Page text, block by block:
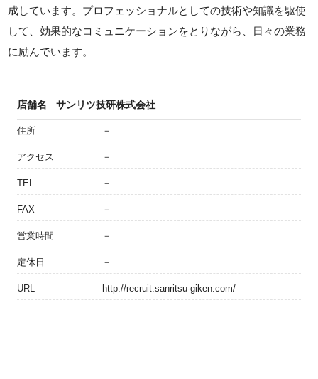
成しています。プロフェッショナルとしての技術や知識を駆使
して、効果的なコミュニケーションをとりながら、日々の業務
に励んでいます。
店舗名 サンリツ技研株式会社
住所 －
アクセス －
TEL －
FAX －
営業時間 －
定休日 －
URL http://recruit.sanritsu-giken.com/